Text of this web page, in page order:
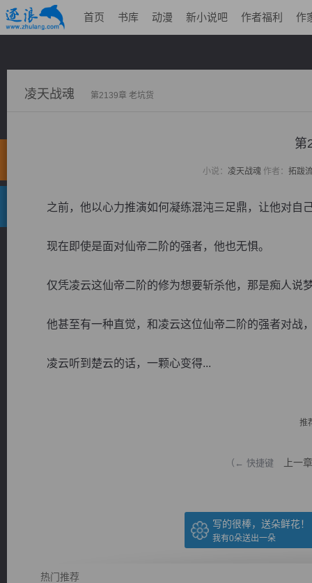
首页 书库 动漫 新小说吧 作者福利 作
凌天战魂 第2139章 老坑货
第
小说： 凌天战魂作者： 拓跋
之前，他以心力推演如何凝练混沌三足鼎，让他对自
现在即使是面对仙帝二阶的强者，他也无惧。
仅凭凌云这仙帝二阶的修为想要斩杀他，那是痴人说
他甚至有一种直觉，和凌云这位仙帝二阶的强者对战
凌云听到楚云的话，一颗心变得...
推
（← 快捷键 上一章
写的很棒，送朵鲜花！
我有0朵送出一朵
热门推荐